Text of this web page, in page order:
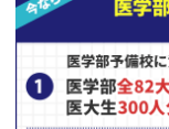
2月8日
埼玉医
近畿大
近畿大
近畿大
す。 国際バカロレアの
文），TOK（知識の理
志願する学群・学類で
力，当該領域・分野へ
ます。 第2次選考 第1
書類等の内容を含めて
願時に提出された書類